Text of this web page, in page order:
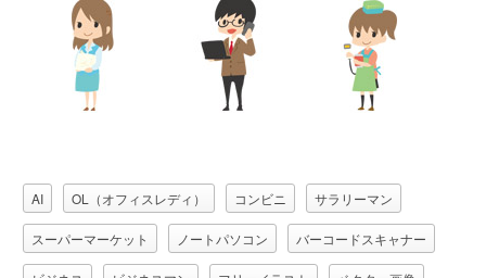
AI OL（オフィスレディ） コンビニ サラリーマン
スーパーマーケット ノートパソコン バーコードスキャナー